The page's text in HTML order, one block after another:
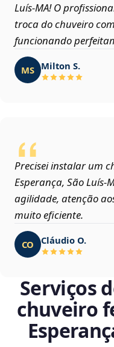
Luís‑MA! O
troca do chuveiro
funcionando
MS Milton S.
Precisei instalar um
Esperança, São
agilidade, atenção
muito eficiente.
CO Cláudio O.
Serviços
chuveiro